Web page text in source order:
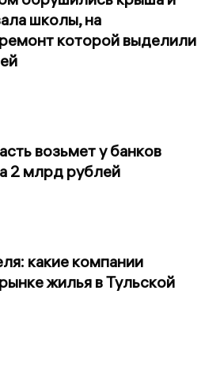
школы, на
которой выделили
возьмет у банков
2 млрд рублей
какие компании
жилья в Тульской